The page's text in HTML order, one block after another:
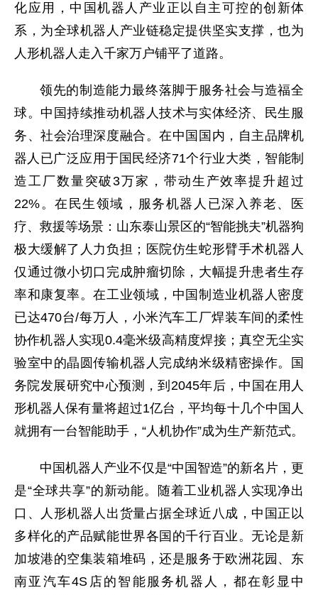
化应用，中国机器人产业正以自主可控的创新体
系，为全球机器人产业链稳定提供坚实支撑，也为
人形机器人走入千家万户铺平了道路。
领先的制造能力最终落脚于服务社会与造福全
球。中国持续推动机器人技术与实体经济、民生服
务、社会治理深度融合。在中国国内，自主品牌机
器人已广泛应用于国民经济71个行业大类，智能制
造工厂数量突破3万家，带动生产效率提升超过
22%。在民生领域，服务机器人已深入养老、医
疗、救援等场景：山东泰山景区的“智能挑夫”机器狗
极大缓解了人力负担；医院仿生蛇形臂手术机器人
仅通过微小切口完成肿瘤切除，大幅提升患者生存
率和康复率。在工业领域，中国制造业机器人密度
已达470台/每万人，小米汽车工厂焊装车间的柔性
协作机器人实现0.4毫米级高精度焊接；真空无尘实
验室中的晶圆传输机器人完成纳米级精密操作。国
务院发展研究中心预测，到2045年后，中国在用人
形机器人保有量将超过1亿台，平均每十几个中国人
就拥有一台智能助手，“人机协作”成为生产新范式。
中国机器人产业不仅是“中国智造”的新名片，更
是“全球共享”的新动能。随着工业机器人实现净出
口、人形机器人出货量占据全球近八成，中国正以
多样化的产品赋能世界各国的千行百业。无论是新
加坡港的空集装箱堆码，还是服务于欧洲花园、东
南亚汽车4S店的智能服务机器人，都在彰显中